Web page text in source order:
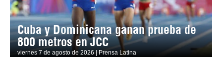
Cuba y Dominicana ganan prueba de
800 metros en JCC
viernes 7 de agosto de 2026 | Prensa Latina